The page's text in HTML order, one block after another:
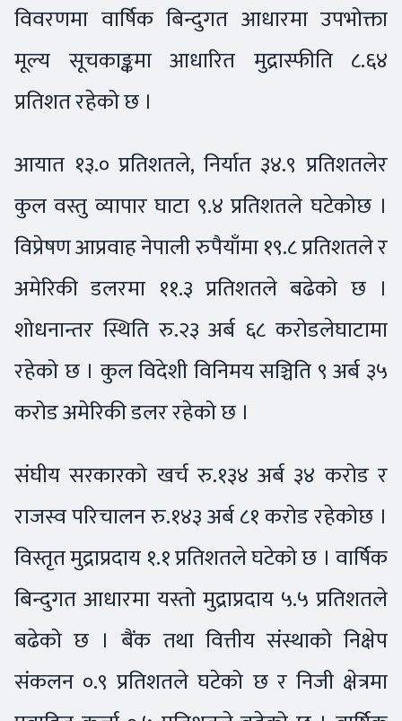
विवरणमा वार्षिक बिन्दुगत आधारमा उपभोक्ता
मूल्य सूचकाङ्कमा आधारित मुद्रास्फीति ८.६४
प्रतिशत रहेको छ ।
आयात १३.० प्रतिशतले, निर्यात ३४.९ प्रतिशतलेर
कुल वस्तु व्यापार घाटा ९.४ प्रतिशतले घटेकोछ ।
विप्रेषण आप्रवाह नेपाली रुपैयाँमा १९.८ प्रतिशतले र
अमेरिकी डलरमा ११.३ प्रतिशतले बढेको छ ।
शोधनान्तर स्थिति रु.२३ अर्ब ६८ करोडलेघाटामा
रहेको छ । कुल विदेशी विनिमय सञ्चिति ९ अर्ब ३५
करोड अमेरिकी डलर रहेको छ ।
संघीय सरकारको खर्च रु.१३४ अर्ब ३४ करोड र
राजस्व परिचालन रु.१४३ अर्ब ८१ करोड रहेकोछ ।
विस्तृत मुद्राप्रदाय १.१ प्रतिशतले घटेको छ । वार्षिक
बिन्दुगत आधारमा यस्तो मुद्राप्रदाय ५.५ प्रतिशतले
बढेको छ । बैंक तथा वित्तीय संस्थाको निक्षेप
संकलन ०.९ प्रतिशतले घटेको छ र निजी क्षेत्रमा